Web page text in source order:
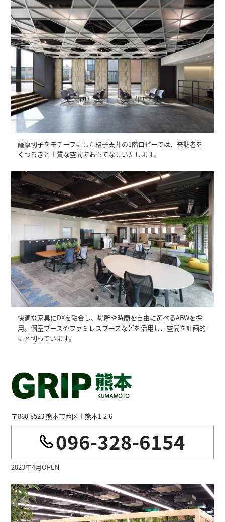
薩摩切子をモチーフにした格子天井の1階ロビーでは、来訪者を
くつろぎと上質な空間でおもてなしいたします。
快適な家具にDXを融合し、場所や時間を自由に選べるABWを採
用。個室ブースやファミレスブースなどを活用し、空間を計画的
に区切っています。
〒860-8523 熊本市西区上熊本1-2-6
096-328-6154
2023年4月OPEN